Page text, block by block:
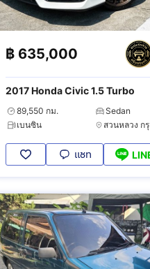
฿ 635,000
2017 Honda Civic 1.5 Turbo
89,550 กม.
Sedan
เบนซิน
แชท